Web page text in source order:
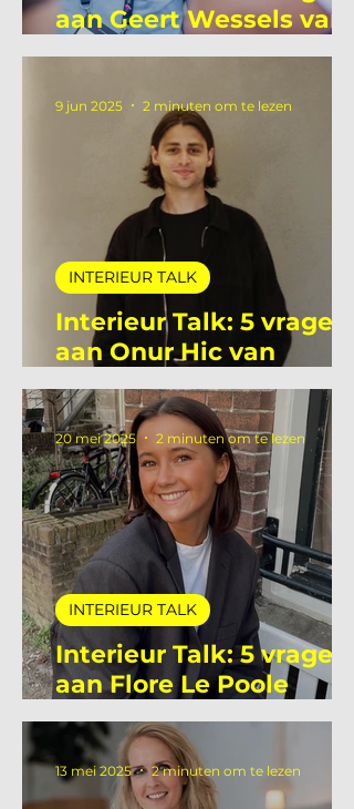
Interieur Talk: 5 vragen
Unlit Studio
Interieur Talk: 5 vragen
aan Onur Hic van
Deltalight
INTERIEUR TALK
2 minuten om te lezen
Interieur Talk: 5 vragen
aan Flore Le Poole
stagiaire bij De
Interieur Club
INTERIEUR TALK
20 mei 2025 2 minuten om te lezen